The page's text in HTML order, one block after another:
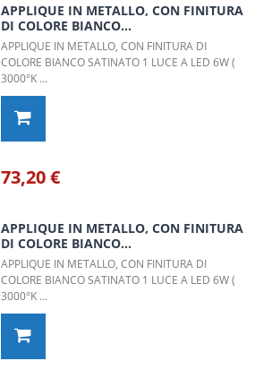
APPLIQUE IN METALLO, CON FINITURA
DI COLORE BIANCO...
APPLIQUE IN METALLO, CON FINITURA DI
COLORE BIANCO SATINATO 1 LUCE A LED 6W (
3000°K ...
73,20 €
APPLIQUE IN METALLO, CON FINITURA
DI COLORE BIANCO...
APPLIQUE IN METALLO, CON FINITURA DI
COLORE BIANCO SATINATO 1 LUCE A LED 6W (
3000°K ...